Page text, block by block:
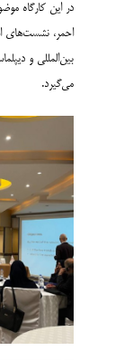
در این کارگاه
احمر، نشست‌های
بین‌المللی و
می‌گیرد.